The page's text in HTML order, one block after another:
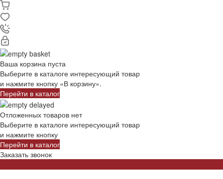
Ваша корзина пуста
Выберите в каталоге интересующий товар
и нажмите кнопку «В корзину».
Перейти в каталог
Отложенных товаров нет
Выберите в каталоге интересующий товар
и нажмите кнопку
Перейти в каталог
Заказать звонок